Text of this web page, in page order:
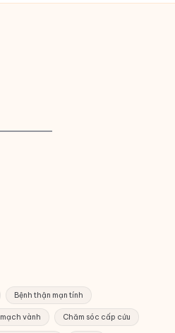
Bệnh thận mạn tính
vành Chăm sóc cấp cứu